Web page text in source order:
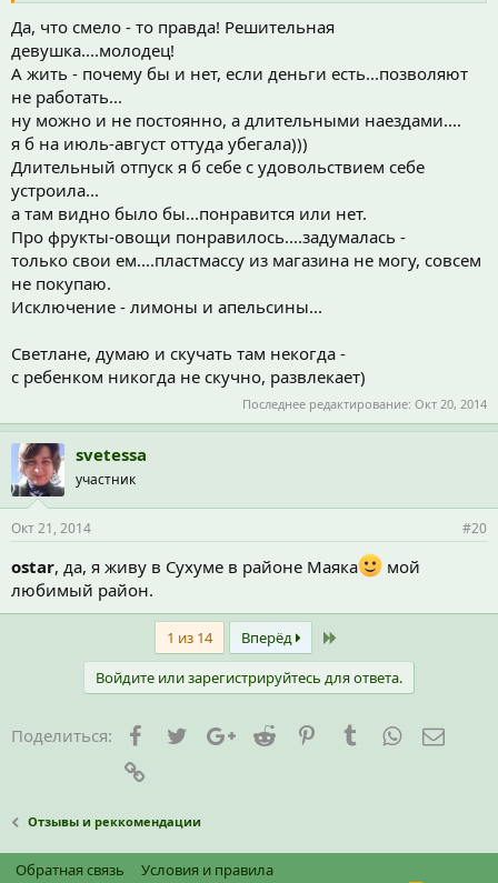
Да, что смело - то правда! Решительная
девушка....молодец!
А жить - почему бы и нет, если деньги есть...позволяют
не работать...
ну можно и не постоянно, а длительными наездами....
я б на июль-август оттуда убегала)))
Длительный отпуск я б себе с удовольствием себе
устроила...
а там видно было бы...понравится или нет.
Про фрукты-овощи понравилось....задумалась -
только свои ем....пластмассу из магазина не могу, совсем
не покупаю.
Исключение - лимоны и апельсины...
Светлане, думаю и скучать там некогда -
с ребенком никогда не скучно, развлекает)
Последнее редактирование: Окт 20, 2014
svetessa
участник
Окт 21, 2014 #20
ostar, да, я живу в Сухуме в районе Маяка
мой
любимый район.
1 из 14 Вперёд
Войдите или зарегистрируйтесь для ответа.
Поделиться: FacebookTwitterGoogle+
Reddit PinterestTumblrWhatsApp
Отзывы и реккомендации
Обратная связь
Условия и правила